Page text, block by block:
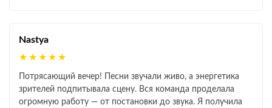
Nastya
★★★★★
Потрясающий вечер! Песни звучали живо, а энергетика
зрителей подпитывала сцену. Вся команда проделала
огромную работу — от постановки до звука. Я получила